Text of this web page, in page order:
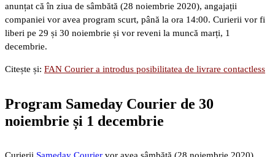
anunțat că în ziua de sâmbătă (28 noiembrie 2020), angajații
companiei vor avea program scurt, până la ora 14:00. Curierii vor fi
liberi pe 29 și 30 noiembrie și vor reveni la muncă marți, 1
decembrie.
Citește și: FAN Courier a introdus posibilitatea de livrare contactless
Program Sameday Courier de 30
noiembrie și 1 decembrie